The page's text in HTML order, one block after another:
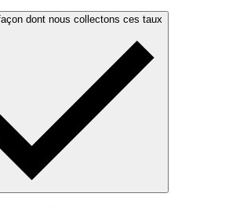
dont nous collectons ces taux